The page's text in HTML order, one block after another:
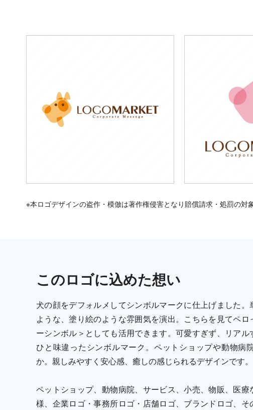
※本ロゴデザインの盗作・模倣は著作権侵害となり賠償請求・処罰の対
このロゴに込めた想い
犬の顔をデフォルメしてシンボルマークに仕上げました
ような、塗り絵のような雰囲気を演出。こちらを見てペ
ーシンボル＞としても活用できます。可愛すぎず、リア
ひと味違ったシンボルマーク。ペットショップや動物病
か。親しみやすく安心感、癒しの感じられるデザインです。
ペットショップ、動物病院、サービス、小売、物販、医
様、企業ロゴ・事務所ロゴ・店舗ロゴ、ブランドロゴ、